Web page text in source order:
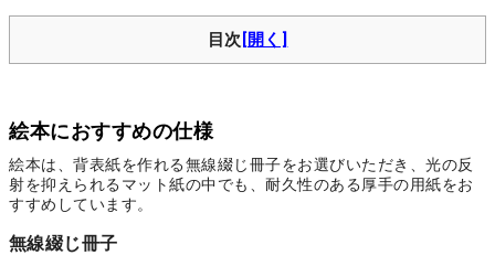
目次
絵本におすすめの仕様
絵本は、背表紙を作れる無線綴じ冊子をお選びいただき、光の反
射を抑えられるマット紙の中でも、耐久性のある厚手の用紙をお
すすめしています。
無線綴じ冊子